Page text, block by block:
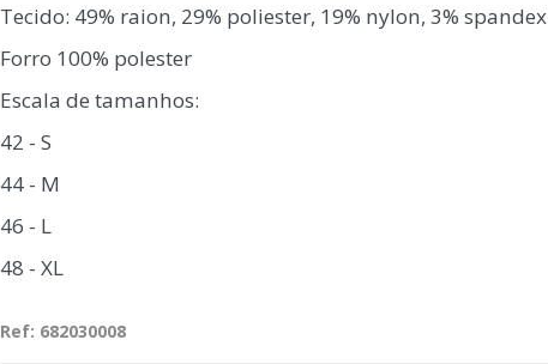
Tecido: 49% raion, 29% poliester, 19% nylon, 3% spandex
Forro 100% polester
Escala de tamanhos:
42 - S
44 - M
46 - L
48 - XL
Ref: 682030008